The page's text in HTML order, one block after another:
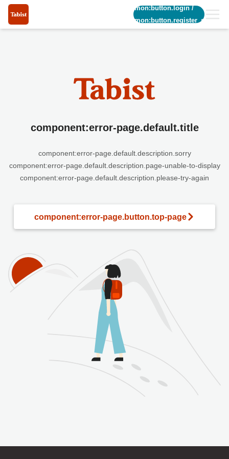
common:button.login/
common:button.register_short
component:error-page.default.title
component:error-page.default.description.sorry
component:error-page.default.description.page-unable-to-display
component:error-page.default.description.please-try-again
component:error-page.button.top-page